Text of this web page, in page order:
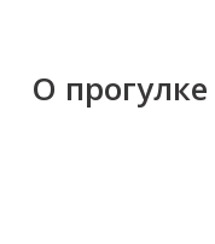
О прогулке